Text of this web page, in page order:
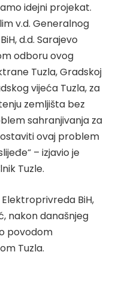
idejni projekat.
v.d. Generalnog
d.d. Sarajevo
odboru ovog
Tuzla, Gradskoj
vijeća Tuzla, za
zemljišta bez
sahranjivanja za
ovaj problem
– izjavio je
Tuzle.
BiH,
nakon današnjeg
povodom
Tuzla.